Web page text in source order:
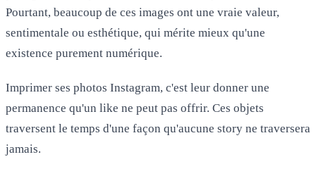
Pourtant, beaucoup de ces images ont une vraie valeur,
sentimentale ou esthétique, qui mérite mieux qu'une
existence purement numérique.
Imprimer ses photos Instagram, c'est leur donner une
permanence qu'un like ne peut pas offrir. Ces objets
traversent le temps d'une façon qu'aucune story ne traversera
jamais.